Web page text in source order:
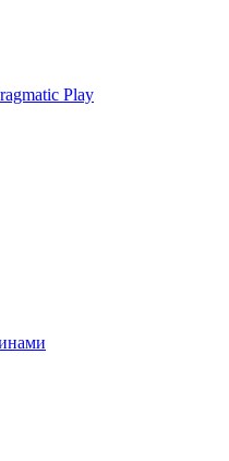
Play